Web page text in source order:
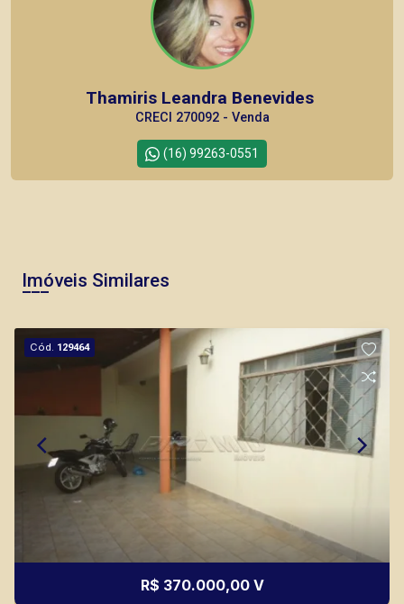
Thamiris Leandra Benevides
CRECI 270092 - Venda
(16) 99263-0551
Fabiana Gonçalves
CRECI 293.460 - Venda
(16) 99799-9323
Corretor(a) Online
CORRETOR DE PLANTÃO
Imóveis Similares
Cód. 129464
R$ 370.000,00 V